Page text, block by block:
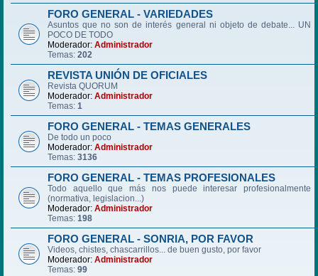
FORO GENERAL - VARIEDADES
Asuntos que no son de interés general ni objeto de debate... UN
POCO DE TODO
Moderador: Administrador
Temas: 202
REVISTA UNIÓN DE OFICIALES
Revista QUORUM
Moderador: Administrador
Temas: 1
FORO GENERAL - TEMAS GENERALES
De todo un poco
Moderador: Administrador
Temas: 3136
FORO GENERAL - TEMAS PROFESIONALES
Todo aquello que más nos puede interesar profesionalmente
(normativa, legislacion...)
Moderador: Administrador
Temas: 198
FORO GENERAL - SONRIA, POR FAVOR
Videos, chistes, chascarrillos... de buen gusto, por favor
Moderador: Administrador
Temas: 99